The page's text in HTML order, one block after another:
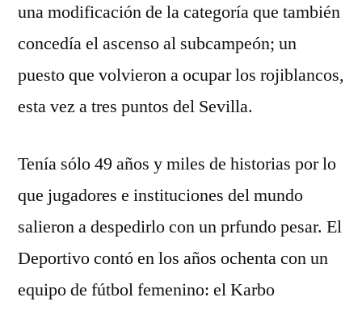
una modificación de la categoría que también
concedía el ascenso al subcampeón; un
puesto que volvieron a ocupar los rojiblancos,
esta vez a tres puntos del Sevilla.
Tenía sólo 49 años y miles de historias por lo
que jugadores e instituciones del mundo
salieron a despedirlo con un prfundo pesar. El
Deportivo contó en los años ochenta con un
equipo de fútbol femenino: el Karbo